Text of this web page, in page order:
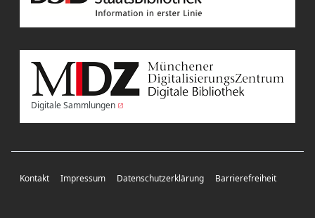
Digitale Sammlungen
Kontakt Impressum Datenschutzerklärung Barrierefreiheit